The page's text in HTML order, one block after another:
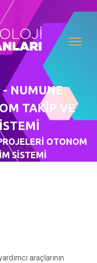
NUMUNE
TAKİP VE
OTONOM
SİSTEMİ
araçlarının